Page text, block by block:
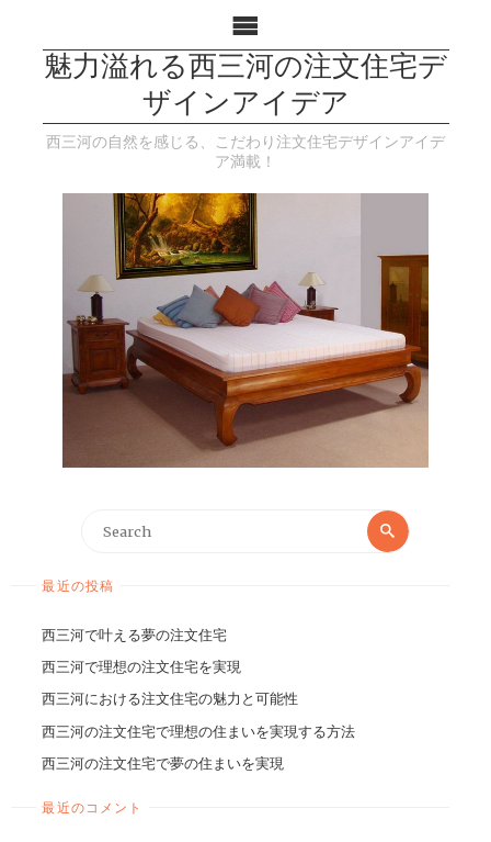
魅力溢れる西三河の注文住宅デ
ザインアイデア
西三河の自然を感じる、こだわり注文住宅デザインアイデ
ア満載！
最近の投稿
西三河で叶える夢の注文住宅
西三河で理想の注文住宅を実現
西三河における注文住宅の魅力と可能性
西三河の注文住宅で理想の住まいを実現する方法
西三河の注文住宅で夢の住まいを実現
最近のコメント